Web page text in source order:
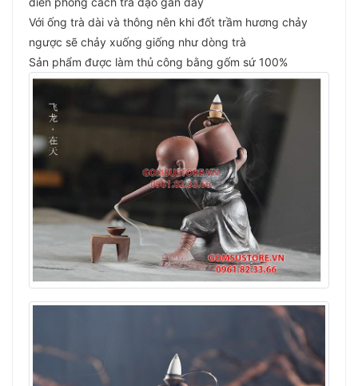
Với ống trà dài và thông nên khi đốt trầm hương chảy
ngược sẽ chảy xuống giống như dòng trà
Sản phẩm được làm thủ công bằng gốm sứ 100%